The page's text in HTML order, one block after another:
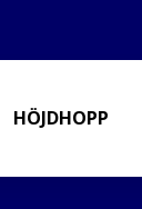
HÖJDHOPP